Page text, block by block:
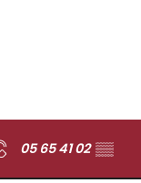
05 65 41 02 ▒▒